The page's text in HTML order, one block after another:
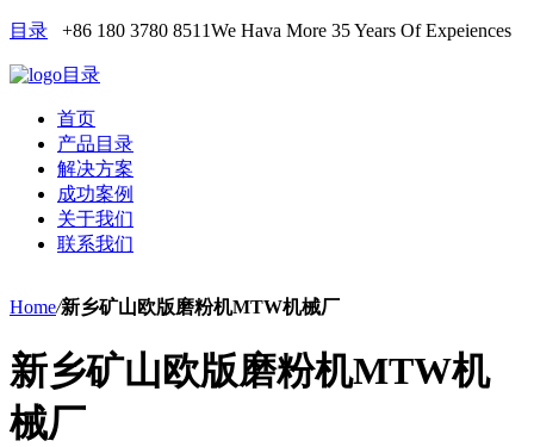
目录 +86 180 3780 8511We Hava More 35 Years Of Expeiences
目录
首页
产品目录
解决方案
成功案例
关于我们
联系我们
Home/新乡矿山欧版磨粉机MTW机械厂
新乡矿山欧版磨粉机MTW机
械厂